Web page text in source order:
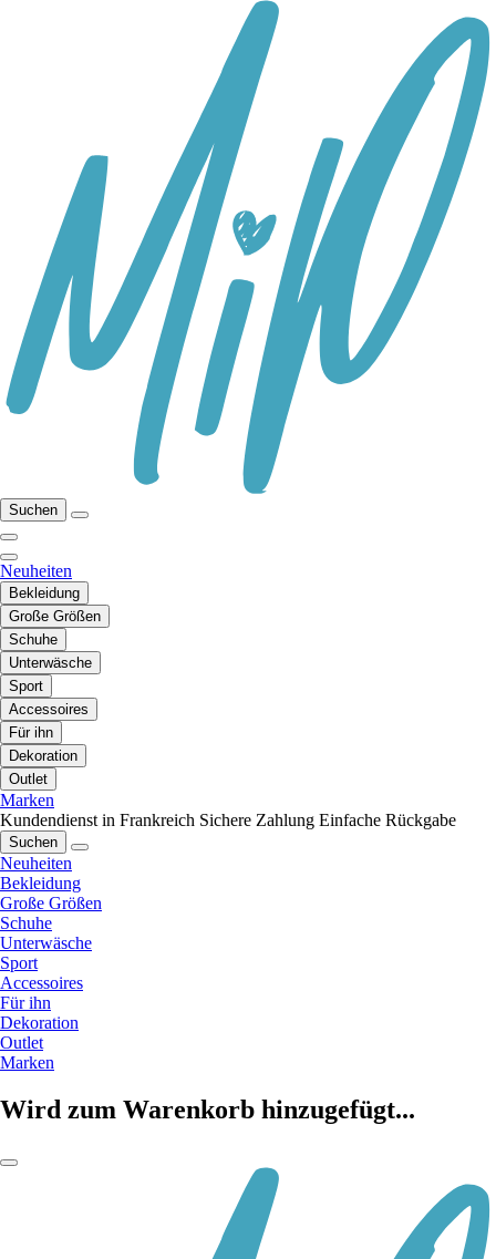
Suchen
Neuheiten
Bekleidung
Große Größen
Schuhe
Unterwäsche
Sport
Accessoires
Für ihn
Dekoration
Outlet
Marken
Kundendienst in Frankreich Sichere Zahlung Einfache Rückgabe
Suchen
Neuheiten
Bekleidung
Große Größen
Schuhe
Unterwäsche
Sport
Accessoires
Für ihn
Dekoration
Outlet
Marken
Wird zum Warenkorb hinzugefügt...